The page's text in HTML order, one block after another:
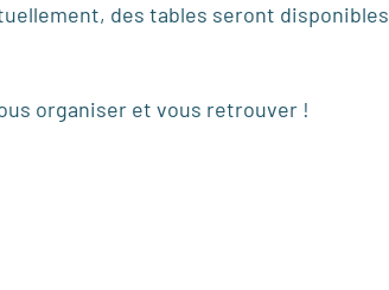
des tables seront disponibles
organiser et vous retrouver !